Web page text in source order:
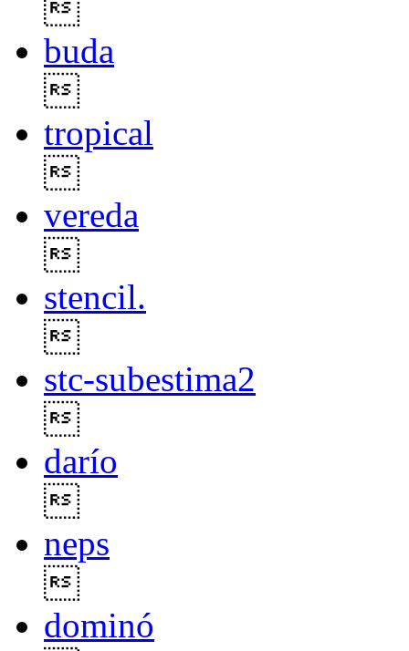
buda
tropical
vereda
stencil.
stc-subestima2
darío
neps
dominó